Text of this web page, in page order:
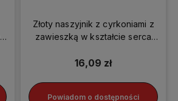
Złoty naszyjnik z cyrkoniami z
zawieszką w kształcie serca
16,09 zł
Powiadom o dostępności